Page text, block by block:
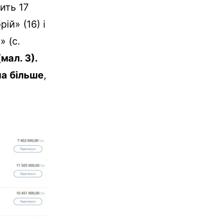
17
(16) і
(с.
3).
більше,